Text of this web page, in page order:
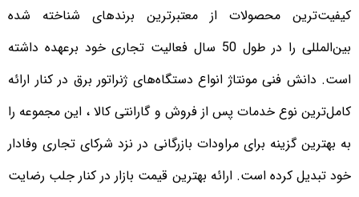
کیفیت‌ترین محصولات از معتبرترین برندهای شناخته شده
بین‌المللی را در طول 50 سال فعالیت تجاری خود برعهده داشته
است. دانش فنی مونتاژ انواع دستگاه‌های ژنراتور برق در کنار ارائه
کامل‌ترین نوع خدمات پس از فروش و گارانتی کالا ، این مجموعه را
به بهترین گزینه برای مراودات بازرگانی در نزد شرکای تجاری وفادار
خود تبدیل کرده است. ارائه بهترین قیمت بازار در کنار جلب رضایت